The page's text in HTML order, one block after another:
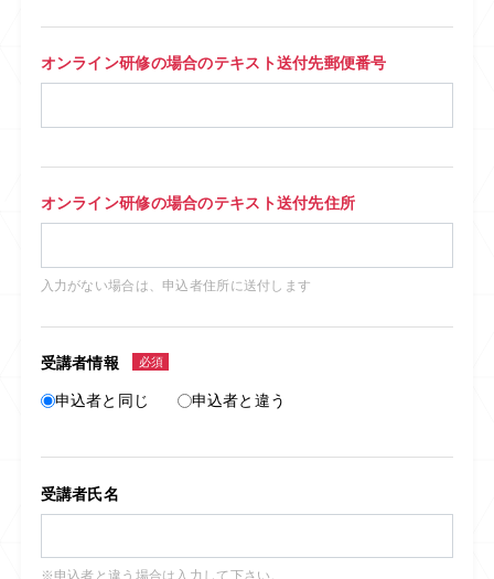
オンライン研修の場合のテキスト送付先郵便番号
オンライン研修の場合のテキスト送付先住所
入力がない場合は、申込者住所に送付します
受講者情報 必須
申込者と同じ 申込者と違う
受講者氏名